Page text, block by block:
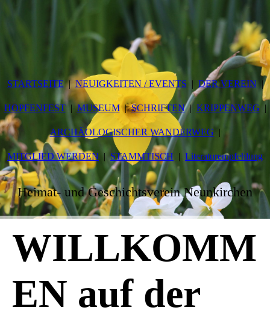
STARTSEITE NEUIGKEITEN / EVENTS DER VEREIN
HOPFENFEST MUSEUM SCHRIFTEN KRIPPENWEG
ARCHÄOLOGISCHER WANDERWEG
MITGLIED WERDEN STAMMTISCH Literaturempfehlung
Heimat- und Geschichtsverein Neunkirchen
WILLKOMM
EN auf der